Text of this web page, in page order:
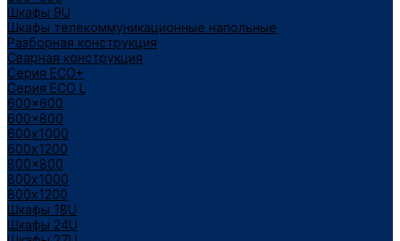
Шкафы 9U
Шкафы телекоммуникационные напольные
Разборная конструкция
Сварная конструкция
Серия ECO+
Серия ECO L
600x600
600x800
600х1000
600х1200
800x800
800х1000
800х1200
Шкафы 18U
Шкафы 24U